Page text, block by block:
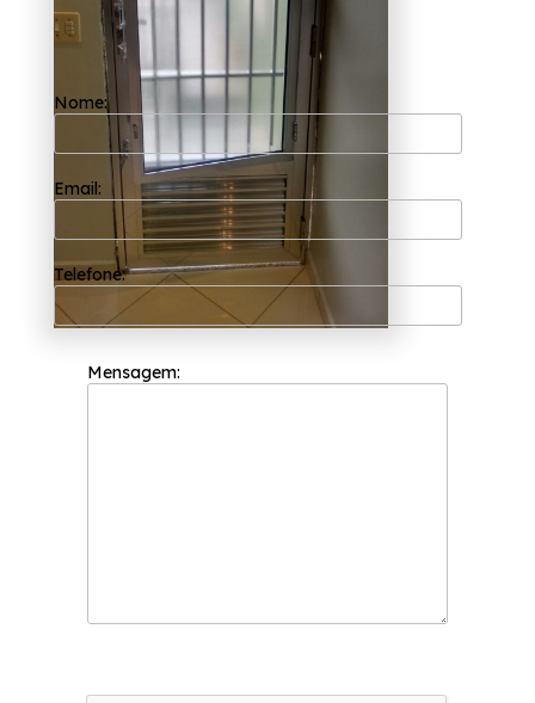
Está em busca de portas de alumínio com
vidro para lavanderia Freguesia do Ó? Saiba
que através da Esquadriflex é possível
solicitar Porta Alumínio Branco, Janela de
Alumínio para Lavanderia. Executamos
nossos serviços de forma garantimos sempre
independentemente do tamanho do projeto a
ser executado, conseguimos sempre obter a
perfeição que nossos clientes procuram e
soluções e tendências com design e alta
tecnologia, não deixe de entrar em contato
para saber mais.
Nome:
Email:
Telefone:
Mensagem: